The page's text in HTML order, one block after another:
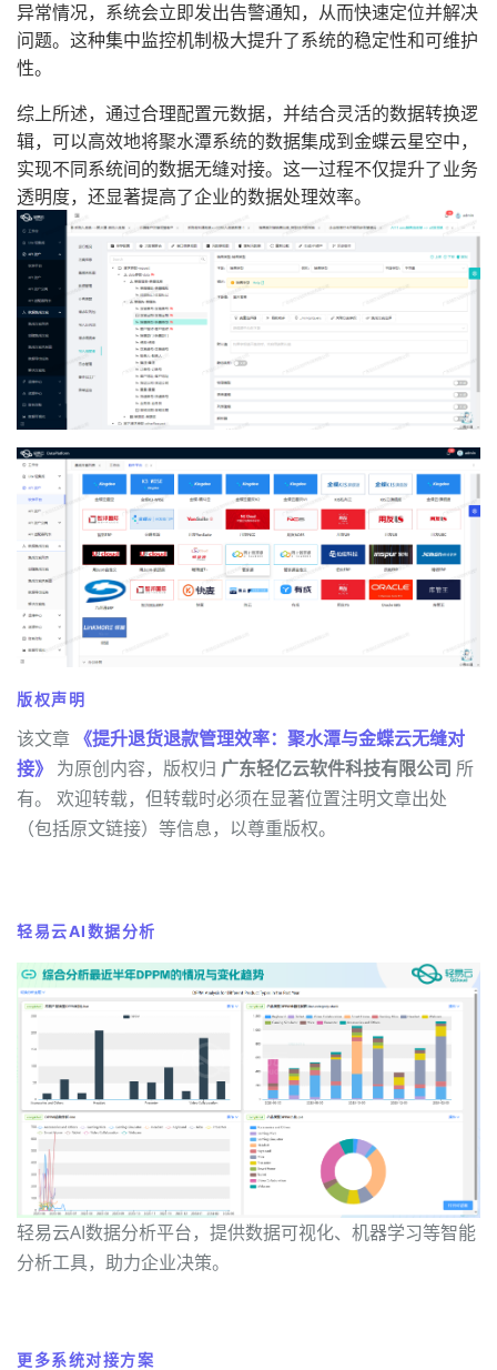
异常情况，系统会立即发出告警通知，从而快速定位并解决
问题。这种集中监控机制极大提升了系统的稳定性和可维护
性。
综上所述，通过合理配置元数据，并结合灵活的数据转换逻
辑，可以高效地将聚水潭系统的数据集成到金蝶云星空中，
实现不同系统间的数据无缝对接。这一过程不仅提升了业务
透明度，还显著提高了企业的数据处理效率。
版权声明
该文章 《提升退货退款管理效率：聚水潭与金蝶云无缝对
接》 为原创内容，版权归 广东轻亿云软件科技有限公司 所
有。 欢迎转载，但转载时必须在显著位置注明文章出处
（包括原文链接）等信息，以尊重版权。
轻易云AI数据分析
轻易云AI数据分析平台，提供数据可视化、机器学习等智能
分析工具，助力企业决策。
更多系统对接方案